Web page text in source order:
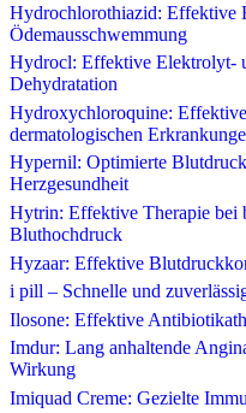
Hydrochlorothiazid: Effektive
Ödemausschwemmung
Hydrocl: Effektive Elektrolyt-
Dehydratation
Hydroxychloroquine:
dermatologischen
Hypernil: Optimierte
Herzgesundheit
Hytrin: Effektive Therapie bei
Bluthochdruck
Hyzaar: Effektive
i pill – Schnelle und
Ilosone: Effektive
Imdur: Lang anhaltende
Wirkung
Imiquad Creme: Gezielte